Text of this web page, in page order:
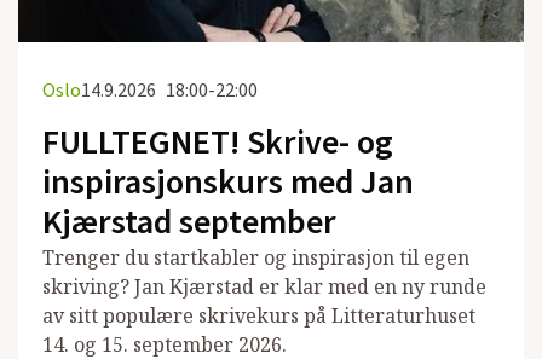
Oslo14.9.2026 18:00-22:00
FULLTEGNET! Skrive- og
inspirasjonskurs med Jan
Kjærstad september
Trenger du startkabler og inspirasjon til egen
skriving? Jan Kjærstad er klar med en ny runde
av sitt populære skrivekurs på Litteraturhuset
14. og 15. september 2026.